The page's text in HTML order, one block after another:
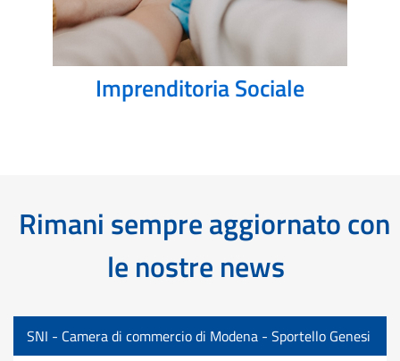
Imprenditoria Sociale
Rimani sempre aggiornato con
le nostre news
SNI - Camera di commercio di Modena - Sportello Genesi